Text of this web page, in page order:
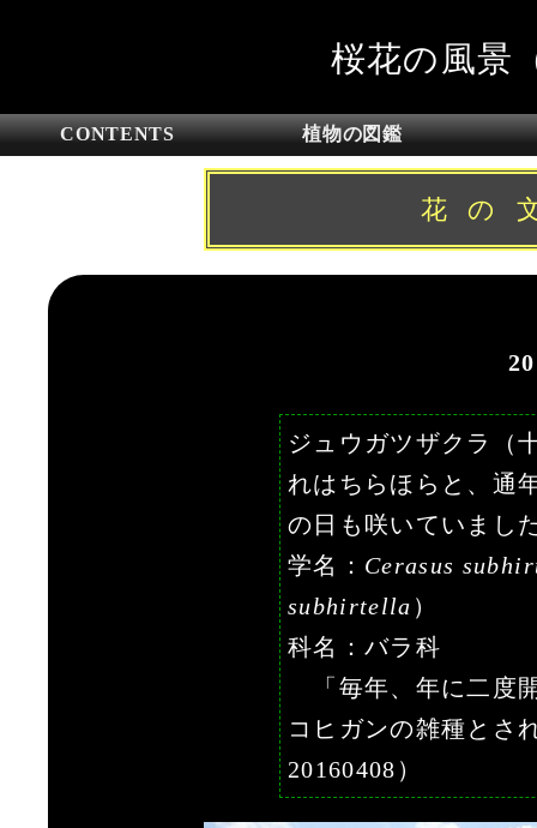
桜花の風景
CONTENTS 植物の図鑑
花の
ジュウガツザクラ（
れはちらほらと、通
の日も咲いていまし
学名： Cerasus
subhirtella ）
科名：バラ科
「毎年、年に二度
コヒガンの雑種とさ
20160408）